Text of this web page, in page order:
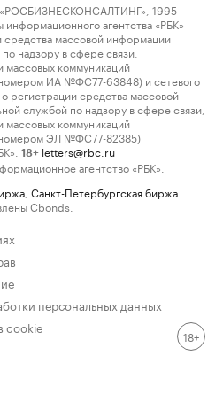
1995–
агентства «РБК»
средства массовой информации
надзору в сфере связи,
массовых коммуникаций
ИА №ФС77-63848) и сетевого
регистрации средства массовой
службой по надзору в сфере связи,
массовых коммуникаций
номером ЭЛ №ФС77-82385)
18+ letters@rbc.ru
агентство «РБК».
Санкт-Петербургская биржа
Cbonds.
персональных данных
cookie
18+